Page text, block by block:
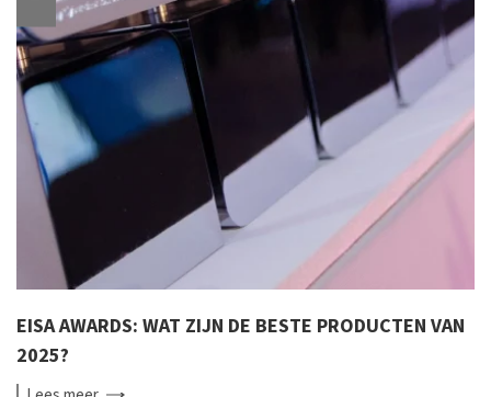
EISA AWARDS: WAT ZIJN DE BESTE PRODUCTEN VAN
2025?